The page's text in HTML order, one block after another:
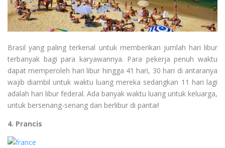
Brasil yang paling terkenal untuk memberikan jumlah hari libur
terbanyak bagi para karyawannya. Para pekerja penuh waktu
dapat memperoleh hari libur hingga 41 hari, 30 hari di antaranya
wajib diambil untuk waktu luang mereka sedangkan 11 hari lagi
adalah hari libur federal. Ada banyak waktu luang untuk keluarga,
untuk bersenang-senang dan berlibur di pantai!
4. Prancis